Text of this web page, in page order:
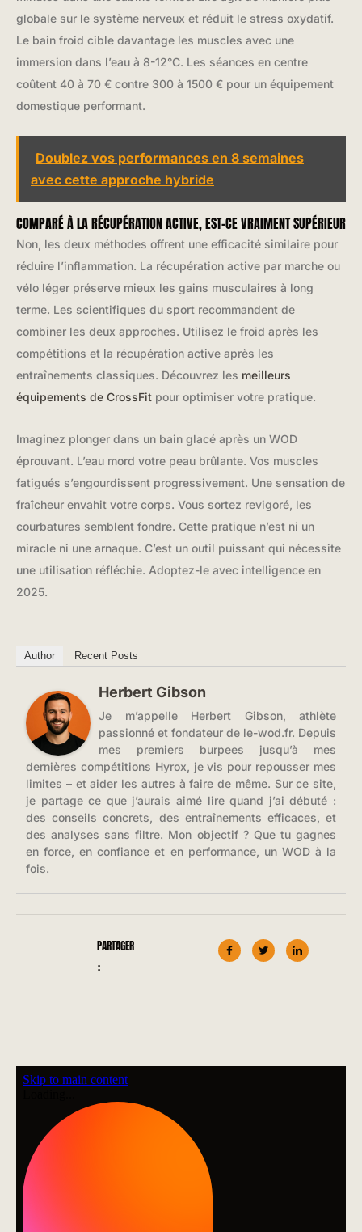
globale sur le système nerveux et réduit le stress oxydatif.
Le bain froid cible davantage les muscles avec une
immersion dans l’eau à 8-12°C. Les séances en centre
coûtent 40 à 70 € contre 300 à 1500 € pour un équipement
domestique performant.
Doublez vos performances en 8 semaines
avec cette approche hybride
COMPARÉ À LA RÉCUPÉRATION ACTIVE, EST-CE VRAIMENT SUPÉRIEUR
Non, les deux méthodes offrent une efficacité similaire pour
réduire l’inflammation. La récupération active par marche ou
vélo léger préserve mieux les gains musculaires à long
terme. Les scientifiques du sport recommandent de
combiner les deux approches. Utilisez le froid après les
compétitions et la récupération active après les
entraînements classiques. Découvrez les meilleurs
équipements de CrossFit pour optimiser votre pratique.
Imaginez plonger dans un bain glacé après un WOD
éprouvant. L’eau mord votre peau brûlante. Vos muscles
fatigués s’engourdissent progressivement. Une sensation de
fraîcheur envahit votre corps. Vous sortez revigoré, les
courbatures semblent fondre. Cette pratique n’est ni un
miracle ni une arnaque. C’est un outil puissant qui nécessite
une utilisation réfléchie. Adoptez-le avec intelligence en
2025.
Author Recent Posts
Herbert Gibson
Je m’appelle Herbert Gibson, athlète
passionné et fondateur de le-wod.fr. Depuis
mes premiers burpees jusqu’à mes
dernières compétitions Hyrox, je vis pour repousser mes
limites – et aider les autres à faire de même. Sur ce site,
je partage ce que j’aurais aimé lire quand j’ai débuté :
des conseils concrets, des entraînements efficaces, et
des analyses sans filtre. Mon objectif ? Que tu gagnes
en force, en confiance et en performance, un WOD à la
fois.
PARTAGER
: